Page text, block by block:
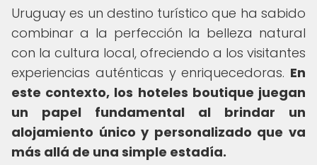
Uruguay es un destino turístico que ha sabido
combinar a la perfección la belleza natural
con la cultura local, ofreciendo a los visitantes
experiencias auténticas y enriquecedoras. En
este contexto, los hoteles boutique juegan
un papel fundamental al brindar un
alojamiento único y personalizado que va
más allá de una simple estadía.